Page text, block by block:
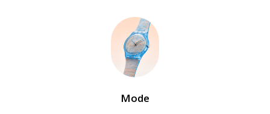
Mode